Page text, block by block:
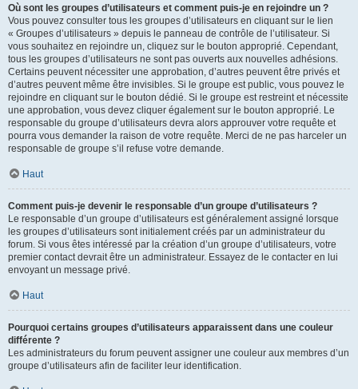
Où sont les groupes d’utilisateurs et comment puis-je en rejoindre un ?
Vous pouvez consulter tous les groupes d’utilisateurs en cliquant sur le lien
« Groupes d’utilisateurs » depuis le panneau de contrôle de l’utilisateur. Si
vous souhaitez en rejoindre un, cliquez sur le bouton approprié. Cependant,
tous les groupes d’utilisateurs ne sont pas ouverts aux nouvelles adhésions.
Certains peuvent nécessiter une approbation, d’autres peuvent être privés et
d’autres peuvent même être invisibles. Si le groupe est public, vous pouvez le
rejoindre en cliquant sur le bouton dédié. Si le groupe est restreint et nécessite
une approbation, vous devez cliquer également sur le bouton approprié. Le
responsable du groupe d’utilisateurs devra alors approuver votre requête et
pourra vous demander la raison de votre requête. Merci de ne pas harceler un
responsable de groupe s’il refuse votre demande.
Haut
Comment puis-je devenir le responsable d’un groupe d’utilisateurs ?
Le responsable d’un groupe d’utilisateurs est généralement assigné lorsque
les groupes d’utilisateurs sont initialement créés par un administrateur du
forum. Si vous êtes intéressé par la création d’un groupe d’utilisateurs, votre
premier contact devrait être un administrateur. Essayez de le contacter en lui
envoyant un message privé.
Haut
Pourquoi certains groupes d’utilisateurs apparaissent dans une couleur
différente ?
Les administrateurs du forum peuvent assigner une couleur aux membres d’un
groupe d’utilisateurs afin de faciliter leur identification.